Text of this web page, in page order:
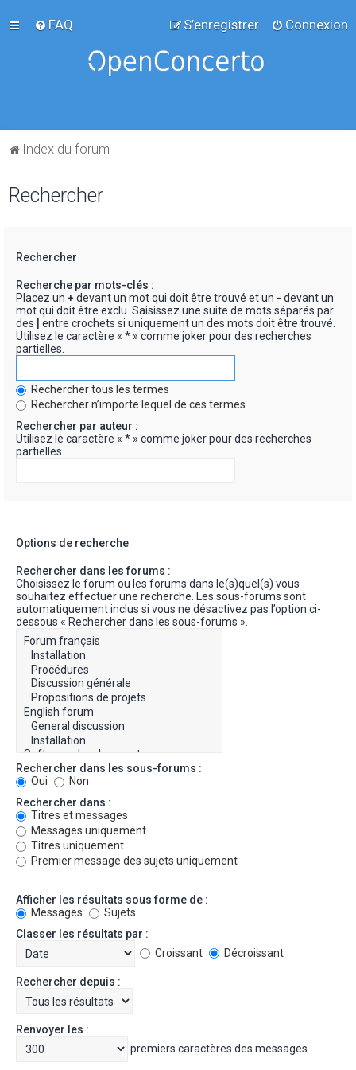
FAQ Connexion
S’enregistrer
Index du forum
Rechercher
Rechercher
Recherche par mots-clés :
Placez un + devant un mot qui doit être trouvé et un - devant un
mot qui doit être exclu. Saisissez une suite de mots séparés par
des
entre crochets si uniquement un des mots doit être trouvé.
Utilisez le caractère « * » comme joker pour des recherches
partielles.
Rechercher tous les termes
Rechercher n’importe lequel de ces termes
Rechercher par auteur :
Utilisez le caractère « * » comme joker pour des recherches
partielles.
Options de recherche
Rechercher dans les forums :
Choisissez le forum ou les forums dans le(s)quel(s) vous
souhaitez effectuer une recherche. Les sous-forums sont
automatiquement inclus si vous ne désactivez pas l’option ci-
dessous « Rechercher dans les sous-forums ».
Rechercher dans les sous-forums :
Oui
Non
Rechercher dans :
Titres et messages
Messages uniquement
Titres uniquement
Premier message des sujets uniquement
Afficher les résultats sous forme de :
Messages
Sujets
Classer les résultats par :
Croissant
Décroissant
Rechercher depuis :
Renvoyer les :
premiers caractères des messages